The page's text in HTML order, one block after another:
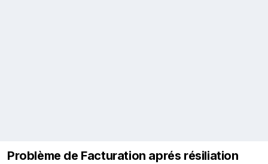
Problème de Facturation aprés résiliation